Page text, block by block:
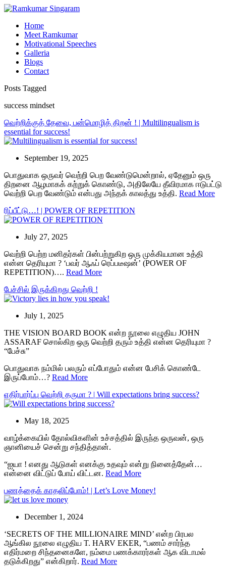
Home
Meet Ramkumar
Motivational Speeches
Galleria
Blogs
Contact
Posts Tagged
success mindset
வெற்றிக்குத் தேவை, பன்மொழித் திறன் ! | Multilingualism is
essential for success!
September 19, 2025
பொதுவாக ஒருவர் வெற்றி பெற வேண்டுமென்றால், ஏதேனும் ஒரு
திறனை ஆழமாகக் கற்றுக் கொண்டு, அதிலேயே தீவிரமாக ஈடுபட்டு
வெற்றி பெற வேண்டும் என்பது அந்தக் காலத்து உத்தி. Read More
ரிப்பீட்டு…! | POWER OF REPETITION
July 27, 2025
வெற்றி பெற்ற மனிதர்கள் பின்பற்றுகிற ஒரு முக்கியமான உத்தி
என்ன தெரியுமா ? ‘பவர் ஆஃப் ரெப்படீஷன்’ (POWER OF
REPETITION)…. Read More
பேச்சில் இருக்கிறது வெற்றி !
July 1, 2025
THE VISION BOARD BOOK என்ற நூலை எழுதிய JOHN
ASSARAF சொல்கிற ஒரு வெற்றி தரும் உத்தி என்ன தெரியுமா ?
“பேச்சு”
பொதுவாக நம்மில் பலரும் எப்போதும் என்ன பேசிக் கொண்டே
இருப்போம்…? Read More
எதிர்பார்ப்பு வெற்றி தருமா ? | Will expectations bring success?
May 18, 2025
வாழ்க்கையில் தோல்விகளின் உச்சத்தில் இருந்த ஒருவன், ஒரு
ஞானியைச் சென்று சந்தித்தான்.
“ஐயா ! எனது ஆடுகள் எனக்கு உதவும் என்று நினைத்தேன்…
என்னை விட்டுப் போய் விட்டன. Read More
பணத்தைக் காதலிப்போம்! | Let’s Love Money!
December 1, 2024
‘SECRETS OF THE MILLIONAIRE MIND’ என்ற பிரபல
ஆங்கில நூலை எழுதிய T. HARV EKER, “பணம் சார்ந்த
எதிர்மறை சிந்தனைகளே, நம்மை பணக்காரர்கள் ஆக விடாமல்
தடுக்கிறது” என்கிறார். Read More